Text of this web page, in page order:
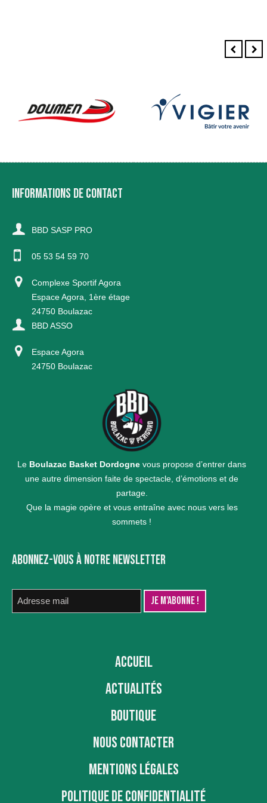
INFORMATIONS DE CONTACT
BBD SASP PRO
05 53 54 59 70
Complexe Sportif Agora
Espace Agora, 1ère étage
24750 Boulazac
BBD ASSO
Espace Agora
24750 Boulazac
Le Boulazac Basket Dordogne vous propose d’entrer dans
une autre dimension faite de spectacle, d’émotions et de
partage.
Que la magie opère et vous entraîne avec nous vers les
sommets !
ABONNEZ-VOUS À NOTRE NEWSLETTER
ACCUEIL
ACTUALITÉS
BOUTIQUE
NOUS CONTACTER
MENTIONS LÉGALES
POLITIQUE DE CONFIDENTIALITÉ